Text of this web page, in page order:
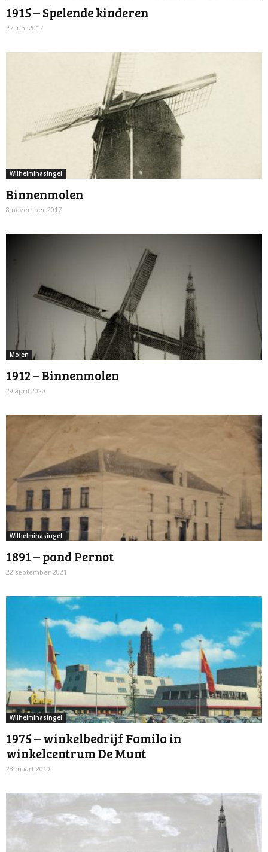
1915 – Spelende kinderen
27 juni 2017
Wilhelminasingel
Binnenmolen
8 november 2017
Molen
1912 – Binnenmolen
29 april 2020
Wilhelminasingel
1891 – pand Pernot
22 september 2021
Wilhelminasingel
1975 – winkelbedrijf Famila in
winkelcentrum De Munt
23 maart 2019